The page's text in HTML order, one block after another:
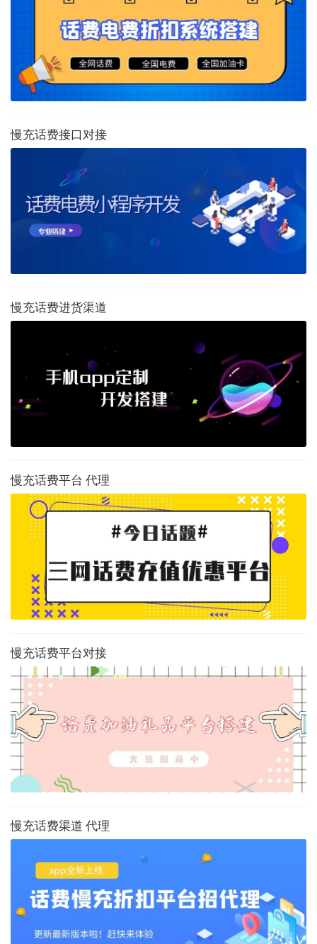
慢充话费接口对接
慢充话费进货渠道
慢充话费平台 代理
慢充话费平台对接
慢充话费渠道 代理